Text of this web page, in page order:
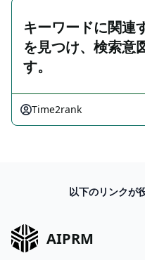
キーワードに関連
を見つけ、検索意
す。
Time2rank
以下のリンクが
AIPRM